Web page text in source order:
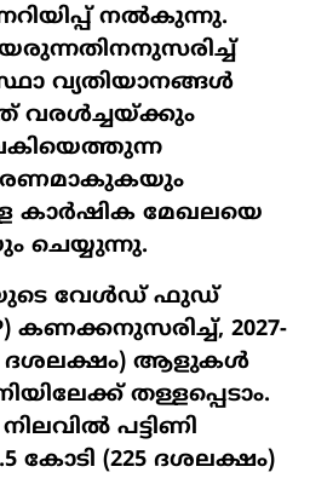
നൽകുന്നു.
വ്യതിയാനങ്ങൾ
വരൾച്ചയ്ക്കും
കാർഷിക മേഖലയെ
ചെയ്യുന്നു.
വേൾഡ് ഫുഡ്
കണക്കനുസരിച്ച്, 2027-
ദശലക്ഷം) ആളുകൾ
തള്ളപ്പെടാം.
പട്ടിണി
കോടി (225 ദശലക്ഷം)